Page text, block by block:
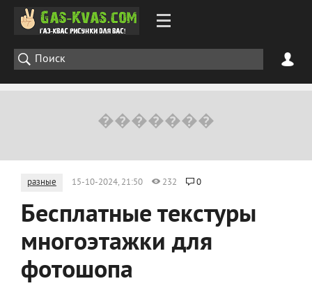
разные 15-10-2024, 21:50 232 0
Бесплатные текстуры
многоэтажки для
фотошопа